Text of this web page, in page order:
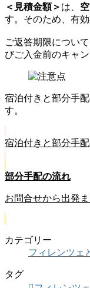
＜見積金額＞ は、
す。そのため、有
ご返答期限につい
びご入金前のキャ
宿泊付きと部分手
す。
宿泊付きと部分手
部分手配の流れ
お問合せから出発
カテゴリー
フィレンツェ
タグ